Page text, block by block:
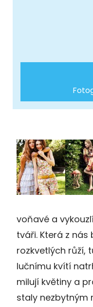
voňavé a
tváři. Která z
rozkvetlých růží,
lučnímu kvítí
milují květiny a
staly nezbytným